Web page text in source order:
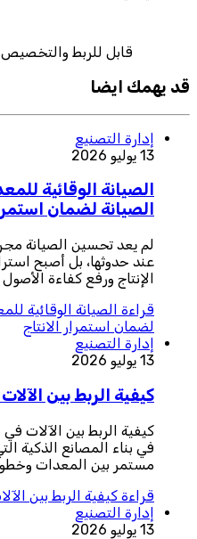
قابل للربط
قد يهمك ايضا
إدارة التصنيع
13 يوليو 2026
الصيانة الوقائية
الصيانة لضمان
لم يعد تحسين الصيانة
عند حدوثها، بل أصبح
الإنتاج ورفع كفاءة
قراءة الصيانة الوقائية
لضمان استمرار الانتاج
إدارة التصنيع
13 يوليو 2026
كيفية الربط بين
كيفية الربط بين الآلات
في بناء المصانع الذكية
مستمر بين المعدات وخطوط
قراءة كيفية الربط بين
إدارة التصنيع
13 يوليو 2026